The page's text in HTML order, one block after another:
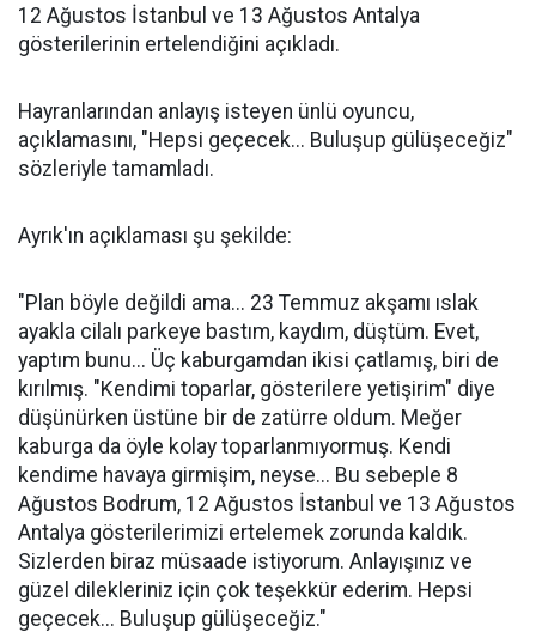
12 Ağustos İstanbul ve 13 Ağustos Antalya
gösterilerinin ertelendiğini açıkladı.
Hayranlarından anlayış isteyen ünlü oyuncu,
açıklamasını, "Hepsi geçecek... Buluşup gülüşeceğiz"
sözleriyle tamamladı.
Ayrık'ın açıklaması şu şekilde:
"Plan böyle değildi ama... 23 Temmuz akşamı ıslak
ayakla cilalı parkeye bastım, kaydım, düştüm. Evet,
yaptım bunu... Üç kaburgamdan ikisi çatlamış, biri de
kırılmış. "Kendimi toparlar, gösterilere yetişirim" diye
düşünürken üstüne bir de zatürre oldum. Meğer
kaburga da öyle kolay toparlanmıyormuş. Kendi
kendime havaya girmişim, neyse... Bu sebeple 8
Ağustos Bodrum, 12 Ağustos İstanbul ve 13 Ağustos
Antalya gösterilerimizi ertelemek zorunda kaldık.
Sizlerden biraz müsaade istiyorum. Anlayışınız ve
güzel dilekleriniz için çok teşekkür ederim. Hepsi
geçecek... Buluşup gülüşeceğiz."